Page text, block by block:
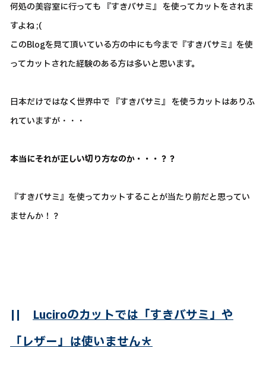
何処の美容室に行っても 『すきバサミ』 を使ってカットをされま
すよね ;(
このBlogを見て頂いている方の中にも今まで『すきバサミ』を使
ってカットされた経験のある方は多いと思います。
日本だけではなく世界中で 『すきバサミ』 を使うカットはありふ
れていますが・・・
本当にそれが正しい切り方なのか・・・？？
『すきバサミ』を使ってカットすることが当たり前だと思ってい
ませんか！？
|| Luciroのカットでは「すきバサミ」や
「レザー」は使いません＊